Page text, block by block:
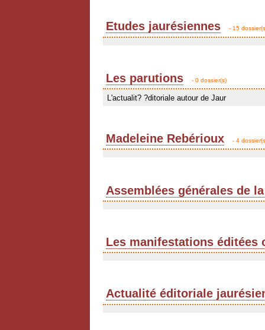
Etudes jaurésiennes - 15
Les parutions - 0 dossier(s)
L'actualit? ?ditoriale autour de Jaur
Madeleine Rebérioux - 4
Assemblées générales de
Les manifestations éditées
Actualité éditoriale